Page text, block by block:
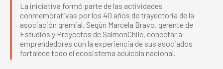
La iniciativa formó parte de las actividades
conmemorativas por los 40 años de trayectoria de la
asociación gremial. Según Marcela Bravo, gerente de
Estudios y Proyectos de SalmonChile, conectar a
emprendedores con la experiencia de sus asociados
fortalece todo el ecosistema acuícola nacional.